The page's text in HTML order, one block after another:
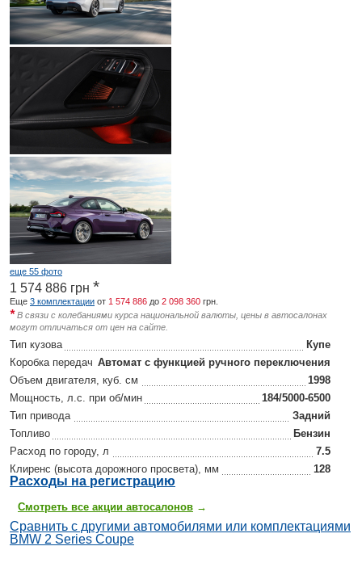
еще 55 фото
1 574 886 грн *
Еще 3 комплектации от 1 574 886 до 2 098 360 грн.
*В связи с колебаниями курса национальной валюты, цены в автосалонах
могут отличаться от цен на сайте.
Тип кузова
Купе
Коробка передач Автомат с функцией ручного переключения
Объем двигателя, куб. см
1998
Мощность, л.с. при об/мин
184/5000-6500
Тип привода
Задний
Топливо
Бензин
Расход по городу, л
7.5
Клиренс (высота дорожного просвета), мм
128
Расходы на регистрацию
Смотреть все акции автосалонов →
Сравнить с другими автомобилями или комплектациями
BMW 2 Series Coupe